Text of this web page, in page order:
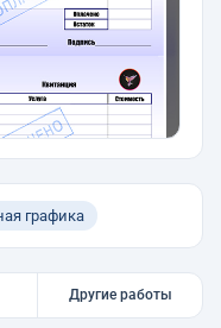
графика
Другие работы